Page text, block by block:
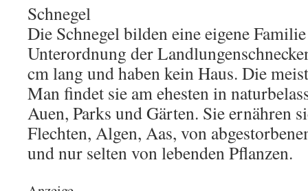
Schnegel
Die Schnegel bilden eine eigene
Unterordnung der
cm lang und haben kein Haus. Die
Man findet sie am ehesten in
Auen, Parks und Gärten. Sie ernähren
Flechten, Algen, Aas, von
und nur selten von lebenden Pflanzen.